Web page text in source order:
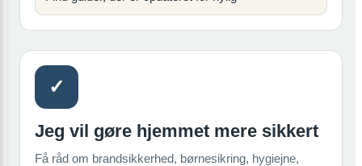
✓
Jeg vil gøre hjemmet mere sikkert
Få råd om brandsikkerhed, børnesikring, hygiejne,